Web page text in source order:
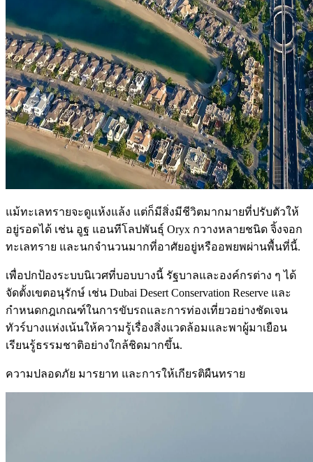
แม้ทะเลทรายจะดูแห้งแล้ง แต่ก็มีสิ่งมีชีวิตมากมายที่ปรับตัวให้
อยู่รอดได้ เช่น อูฐ แอนทีโลปพันธุ์ Oryx กวางหลายชนิด จิ้งจอก
ทะเลทราย และนกจำนวนมากที่อาศัยอยู่หรืออพยพผ่านพื้นที่นี้.
เพื่อปกป้องระบบนิเวศที่บอบบางนี้ รัฐบาลและองค์กรต่าง ๆ ได้
จัดตั้งเขตอนุรักษ์ เช่น Dubai Desert Conservation Reserve และ
กำหนดกฎเกณฑ์ในการขับรถและการท่องเที่ยวอย่างชัดเจน
ทัวร์บางแห่งเน้นให้ความรู้เรื่องสิ่งแวดล้อมและพาผู้มาเยือน
เรียนรู้ธรรมชาติอย่างใกล้ชิดมากขึ้น.
ความปลอดภัย มารยาท และการให้เกียรติผืนทราย